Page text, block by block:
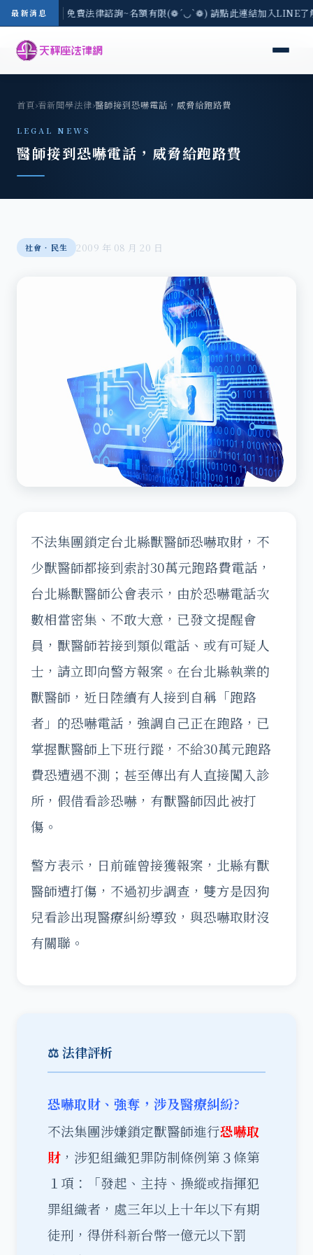
最新消息
-8/3(一) 現場免費法律諮詢~名額有限(❁´◡`❁) 請點此連結加入LINE
首頁›看新聞學法律›醫師接到恐嚇電話，威脅給跑路費
LEGAL NEWS
醫師接到恐嚇電話，威脅給跑路費
社會‧民生 2009 年 08 月 20 日
不法集團鎖定台北縣獸醫師恐嚇取財，不
少獸醫師都接到索討30萬元跑路費電話，
台北縣獸醫師公會表示，由於恐嚇電話次
數相當密集、不敢大意，已發文提醒會
員，獸醫師若接到類似電話、或有可疑人
士，請立即向警方報案。在台北縣執業的
獸醫師，近日陸續有人接到自稱「跑路
者」的恐嚇電話，強調自己正在跑路，已
掌握獸醫師上下班行蹤，不給30萬元跑路
費恐遭遇不測；甚至傳出有人直接闖入診
所，假借看診恐嚇，有獸醫師因此被打
傷。
警方表示，日前確曾接獲報案，北縣有獸
醫師遭打傷，不過初步調查，雙方是因狗
兒看診出現醫療糾紛導致，與恐嚇取財沒
有關聯。
⚖️ 法律評析
恐嚇取財、強奪，涉及醫療糾紛?
不法集團涉嫌鎖定獸醫師進行恐嚇取
財 ，涉犯組織犯罪防制條例第３條第
１項：「發起、主持、操縱或指揮犯
罪組織者，處三年以上十年以下有期
徒刑，得併科新台幣一億元以下罰